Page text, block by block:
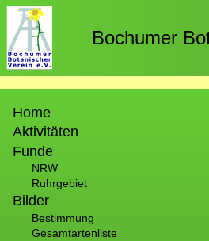
Direkt
zum
Inhalt
Bochumer
Home
Aktivitäten
Funde
NRW
Ruhrgebiet
Bilder
Bestimmung
Gesamtartenliste